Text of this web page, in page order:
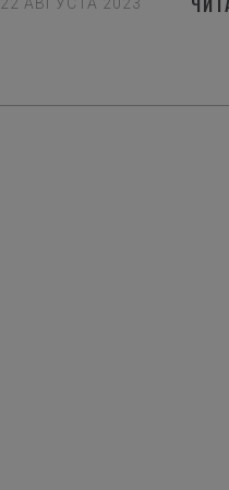
22 АВГУСТА 2023